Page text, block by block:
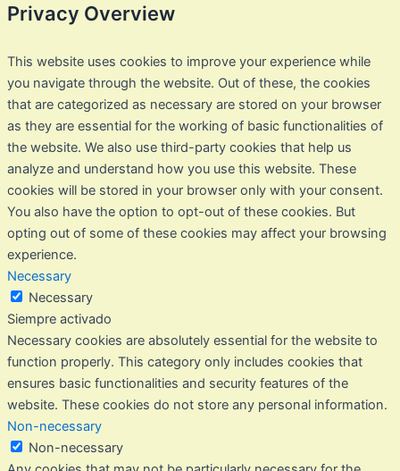
Privacy Overview
This website uses cookies to improve your experience while
you navigate through the website. Out of these, the cookies
that are categorized as necessary are stored on your browser
as they are essential for the working of basic functionalities of
the website. We also use third-party cookies that help us
analyze and understand how you use this website. These
cookies will be stored in your browser only with your consent.
You also have the option to opt-out of these cookies. But
opting out of some of these cookies may affect your browsing
experience.
Necessary
Necessary
Siempre activado
Necessary cookies are absolutely essential for the website to
function properly. This category only includes cookies that
ensures basic functionalities and security features of the
website. These cookies do not store any personal information.
Non-necessary
Non-necessary